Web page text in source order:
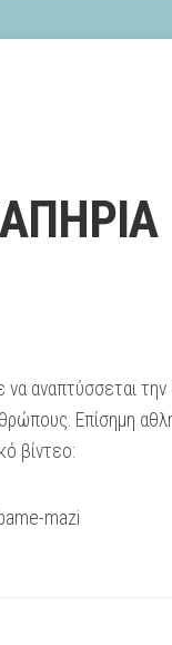
αναπτύσσεται
Επίσημη
βίντεο:
mazi